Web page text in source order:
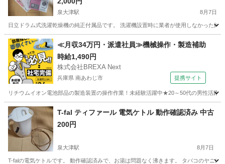
泉大津駅 8月7日
日立ドラム式洗濯乾燥機の純正付属品です。 洗濯機設置時に業者が使用しなかった
大阪 泉大津市 泉大津駅 生活家電
≪月収34万円・派遣社員≫機械操作・製造補助
時給1,490円
株式会社BREXA Next
兵庫県 南あわじ市 提携サイト
リチウムイオン電池部品の製造装置の操作作業！未経験活躍中★20～50代の男性活
兵庫 南あわじ市T-fal ティファール 電気ケトル 動作確認済み 中古
200円
泉大津駅 8月7日
T-falの電気ケトルです。 動作確認済みで、お湯は問題なく沸きます。 タバコのヤニ